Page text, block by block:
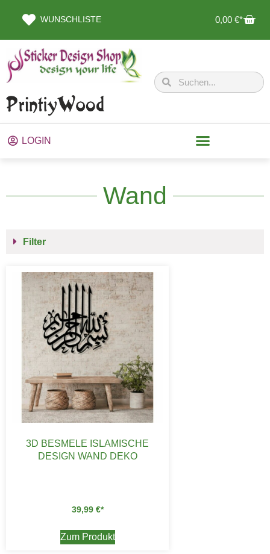
WUNSCHLISTE 0,00 €
LOGIN
Wand
Filter
3D BESMELE ISLAMISCHE
DESIGN WAND DEKO
39,99 €
Zum Produkt